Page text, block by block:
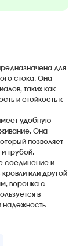
для
стока. Она
таких как
и стойкость к
удобную
Она
позволяет
трубой.
соединение и
или другой
воронка с
в
надежность